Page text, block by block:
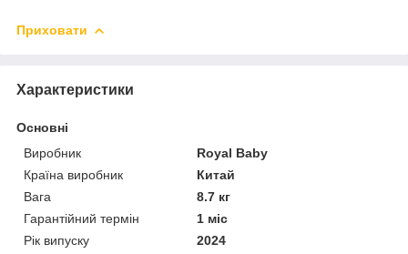
Приховати
Характеристики
Основні
Виробник
Royal Baby
Країна виробник
Китай
Вага
8.7 кг
Гарантійний термін
1 міс
Рік випуску
2024